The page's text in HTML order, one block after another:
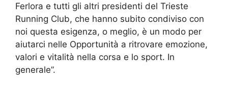
Ferlora e tutti gli altri presidenti del Trieste
Running Club, che hanno subito condiviso con
noi questa esigenza, o meglio, è un modo per
aiutarci nelle Opportunità a ritrovare emozione,
valori e vitalità nella corsa e lo sport. In
generale”.